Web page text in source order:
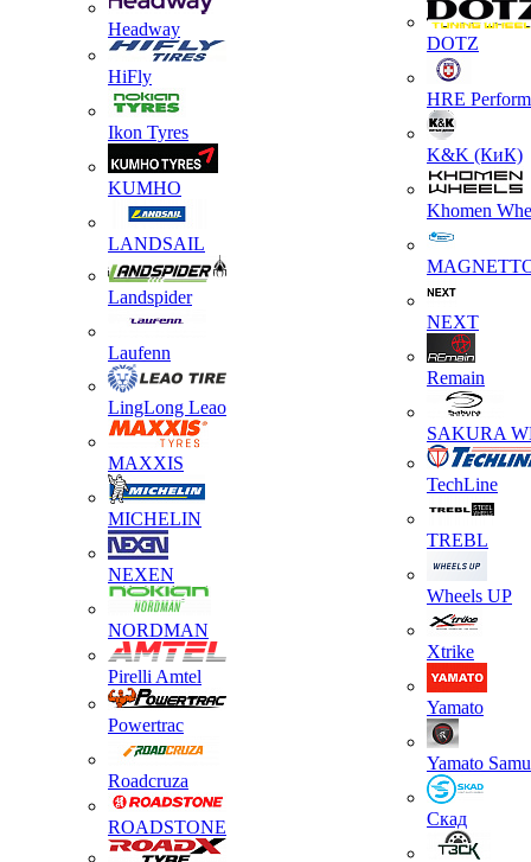
Headway
HiFly
Ikon Tyres
KUMHO
LANDSAIL
Landspider
Laufenn
LingLong Leao
MAXXIS
MICHELIN
NEXEN
NORDMAN
Pirelli Amtel
Powertrac
Roadcruza
ROADSTONE
DOTZ
HRE
K&K (КиК)
Khomen
NEXT
Remain
SAKURA
TechLine
TREBL
Wheels UP
Xtrike
Yamato
Yamato
Скад